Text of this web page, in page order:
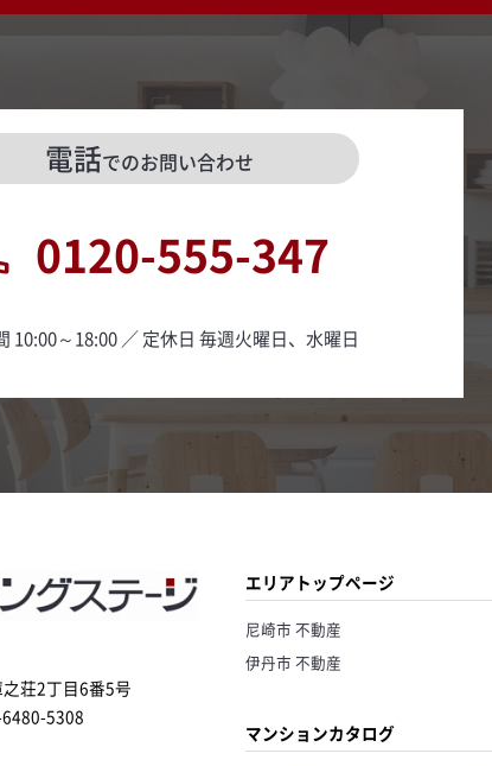
電話でのお問い合わせ
0120-555-347
10:00～18:00 ／ 定休日 毎週火曜日、水曜日
荘2丁目6番5号
5308
エリアトップページ
尼崎市 不動産
伊丹市 不動産
マンションカタログ